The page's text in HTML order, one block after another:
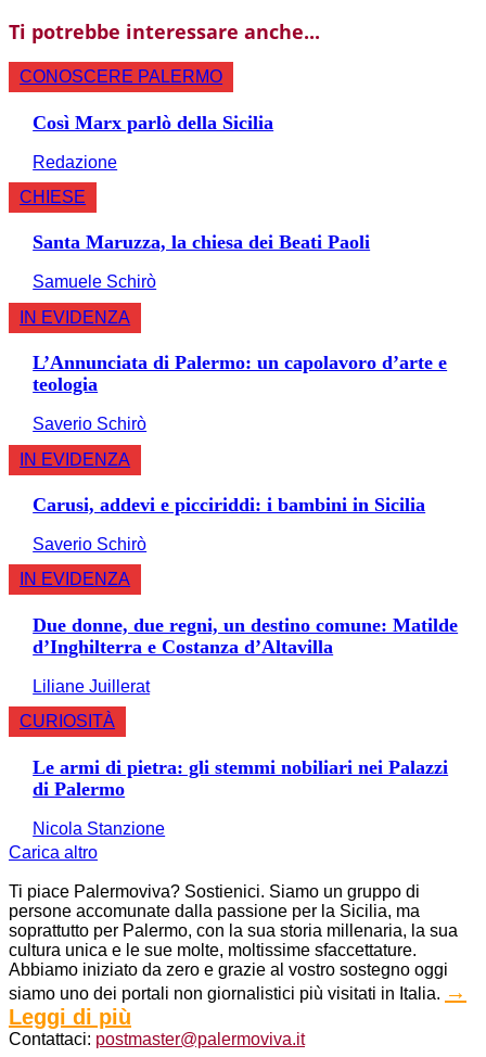
Ti potrebbe interessare anche...
CONOSCERE PALERMO
Così Marx parlò della Sicilia
Redazione
CHIESE
Santa Maruzza, la chiesa dei Beati Paoli
Samuele Schirò
IN EVIDENZA
L’Annunciata di Palermo: un capolavoro d’arte e
teologia
Saverio Schirò
IN EVIDENZA
Carusi, addevi e picciriddi: i bambini in Sicilia
Saverio Schirò
IN EVIDENZA
Due donne, due regni, un destino comune: Matilde
d’Inghilterra e Costanza d’Altavilla
Liliane Juillerat
CURIOSITÀ
Le armi di pietra: gli stemmi nobiliari nei Palazzi
di Palermo
Nicola Stanzione
Carica altro
Ti piace Palermoviva? Sostienici. Siamo un gruppo di
persone accomunate dalla passione per la Sicilia, ma
soprattutto per Palermo, con la sua storia millenaria, la sua
cultura unica e le sue molte, moltissime sfaccettature.
Abbiamo iniziato da zero e grazie al vostro sostegno oggi
siamo uno dei portali non giornalistici più visitati in Italia. →
Leggi di più
Contattaci: postmaster@palermoviva.it